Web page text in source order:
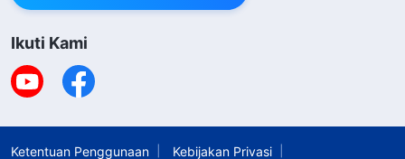
Ikuti Kami
Ketentuan Penggunaan Kebijakan Privasi